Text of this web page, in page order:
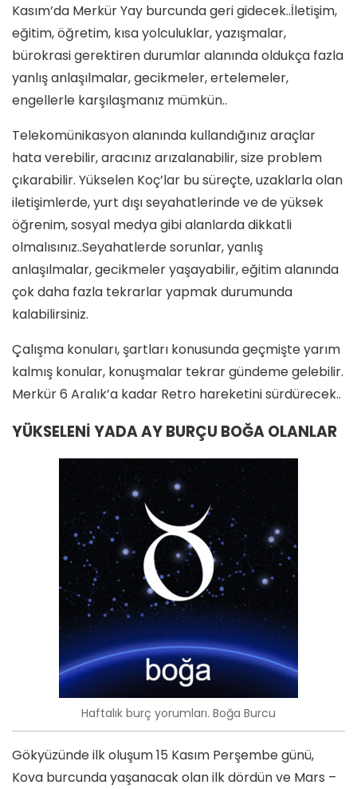
Kasım’da Merkür Yay burcunda geri gidecek..İletişim,
eğitim, öğretim, kısa yolculuklar, yazışmalar,
bürokrasi gerektiren durumlar alanında oldukça fazla
yanlış anlaşılmalar, gecikmeler, ertelemeler,
engellerle karşılaşmanız mümkün..
Telekomünikasyon alanında kullandığınız araçlar
hata verebilir, aracınız arızalanabilir, size problem
çıkarabilir. Yükselen Koç’lar bu süreçte, uzaklarla olan
iletişimlerde, yurt dışı seyahatlerinde ve de yüksek
öğrenim, sosyal medya gibi alanlarda dikkatli
olmalısınız..Seyahatlerde sorunlar, yanlış
anlaşılmalar, gecikmeler yaşayabilir, eğitim alanında
çok daha fazla tekrarlar yapmak durumunda
kalabilirsiniz.
Çalışma konuları, şartları konusunda geçmişte yarım
kalmış konular, konuşmalar tekrar gündeme gelebilir.
Merkür 6 Aralık’a kadar Retro hareketini sürdürecek..
YÜKSELENİ YADA AY BURÇU BOĞA OLANLAR
Haftalık burç yorumları. Boğa Burcu
Gökyüzünde ilk oluşum 15 Kasım Perşembe günü,
Kova burcunda yaşanacak olan ilk dördün ve Mars –